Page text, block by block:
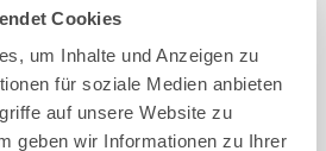
Cookies
um Inhalte und Anzeigen zu
für soziale Medien anbieten
auf unsere Website zu
geben wir Informationen zu Ihrer
und Verkehrsleitzentrale
wurden sämtliche
Systeme, die georedundante
baulichen Aspekte zum